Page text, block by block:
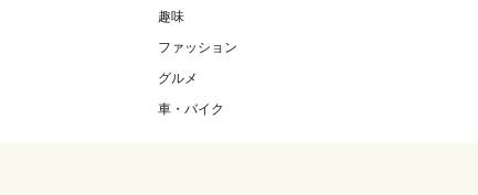
趣味
ファッション
グルメ
車・バイク